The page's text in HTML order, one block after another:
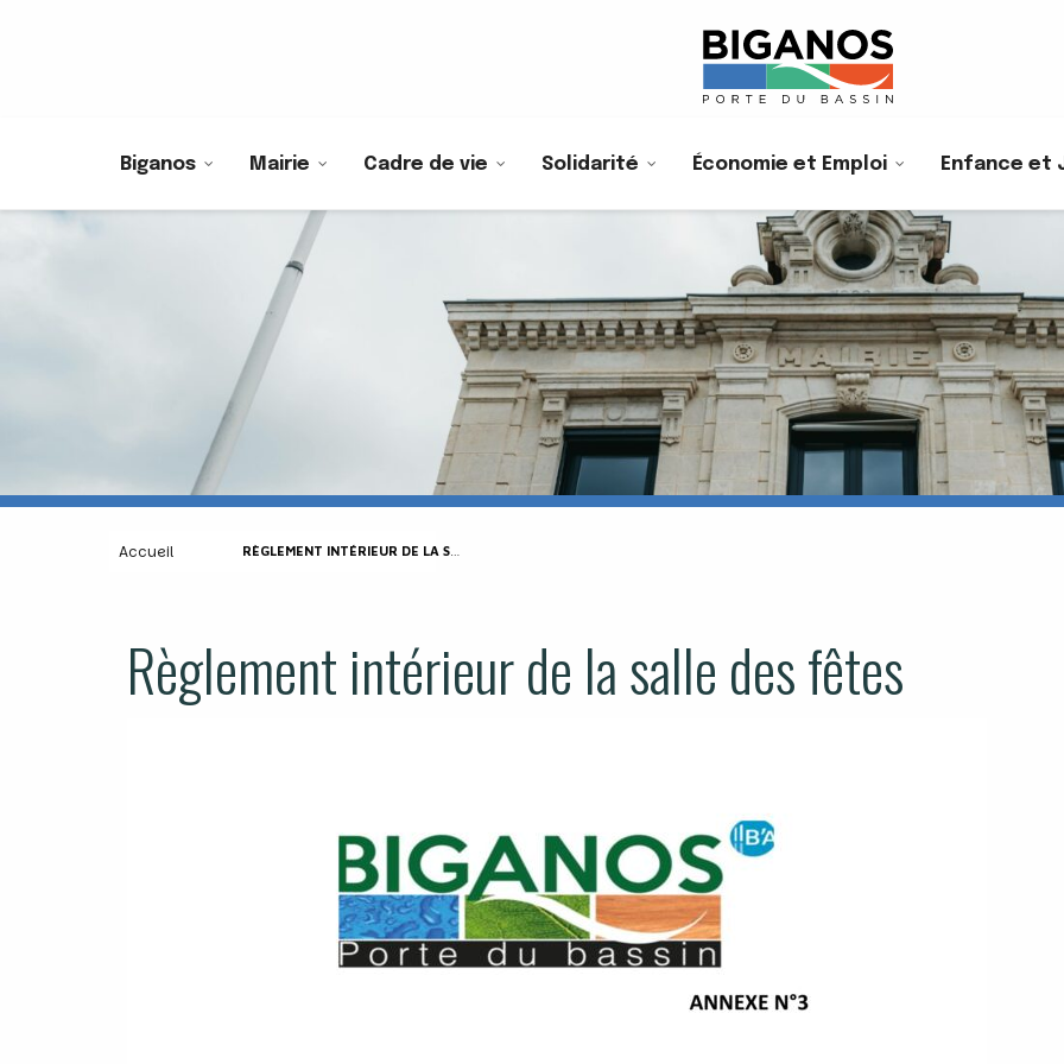
Biganos Mairie Cadre de vie Solidarité Économie et Emploi Enfance et
Accueil RÈGLEMENT INTÉRIEUR DE LA SALLE DES FÊTES
Règlement intérieur de la salle des fêtes